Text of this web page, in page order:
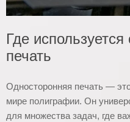
Где
печать
Односторонняя печать —
мире полиграфии. Он
для множества задач, где